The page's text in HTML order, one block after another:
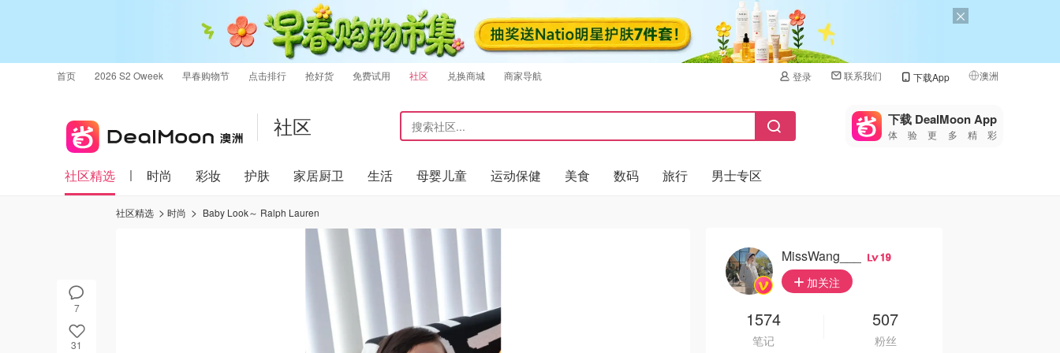
首页 2026 S2 Oweek 早春购物节 点击排行 抢好货 免费试用 社区 兑换商城 商家导航 登录 联系我们 下载App 澳洲
🇺🇸
🇨🇳 中国
🇮🇹
社区 下载 DealMoon App
体验更多精彩
社区精选 时尚 彩妆 护肤 家居厨卫 生活 母婴儿童 运动保健 美食 数码 旅行 男士专区
7
31
社区精选 时尚 Baby Look～ Ralph Lauren
MissWang___ 19
加关注
1574
笔记
507
粉丝